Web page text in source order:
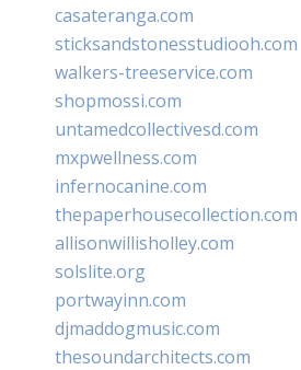
casateranga.com
sticksandstonesstudiooh.com
walkers-treeservice.com
shopmossi.com
untamedcollectivesd.com
mxpwellness.com
infernocanine.com
thepaperhousecollection.com
allisonwillisholley.com
solslite.org
portwayinn.com
djmaddogmusic.com
thesoundarchitects.com